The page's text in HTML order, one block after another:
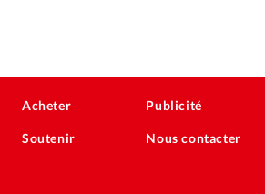
Acheter
Soutenir
Publicité
Nous contacter